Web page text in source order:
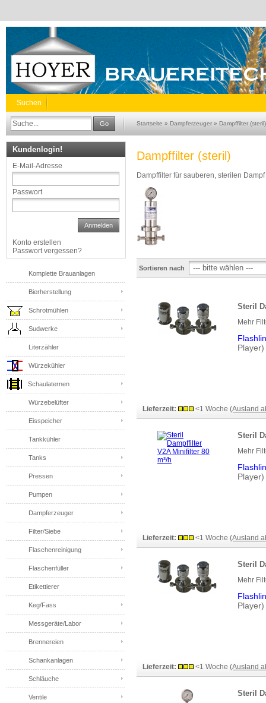
Suchen
Go Startseite » Dampferzeuger » Dampffilter (steril)
Dampffilter (steril)
Dampffilter für sauberen, sterilen
Sortieren nach
Steril
Mehr
Player)
Lieferzeit: <1 Woche (Ausland
Steril
Mehr
Player)
Lieferzeit: <1 Woche (Ausland
Steril
Mehr
Player)
Lieferzeit: <1 Woche (Ausland
Steril
Kundenlogin!
E-Mail-Adresse
Passwort
Anmelden
Konto erstellen
Passwort vergessen?
Komplette Brauanlagen
Bierherstellung
Schrotmühlen
Sudwerke
Literzähler
Würzekühler
Schaulaternen
Würzebelüfter
Eisspeicher
Tankkühler
Tanks
Pressen
Pumpen
Dampferzeuger
Filter/Siebe
Flaschenreinigung
Flaschenfüller
Etikettierer
Keg/Fass
Messgeräte/Labor
Brennereien
Schankanlagen
Schläuche
Ventile